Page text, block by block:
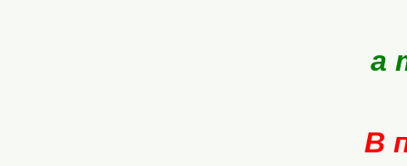
а
В